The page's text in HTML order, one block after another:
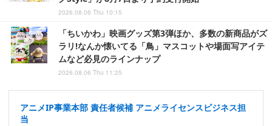
2026.08.06 Thu 10:15
「ちいかわ」映画グッズ第3弾ほか、多数の新商品がズ
ラリ!なんか懐いてる「鳥」マスコットや場面写アイテ
ムなど必見のラインナップ
2026.08.06 Thu 11:25
アニメIP事業本部 責任者候補 アニメライセンスビジネス担
当